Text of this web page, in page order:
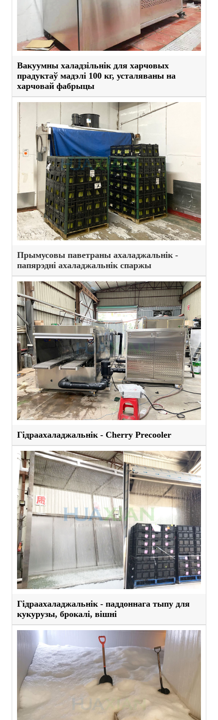
Вакуумны халадзільнік для харчовых
прадуктаў мадэлі 100 кг, усталяваны на
харчовай фабрыцы
Прымусовы паветраны ахаладжальнік -
папярэдні ахаладжальнік спаржы
Гідраахаладжальнік - Cherry Precooler
Гідраахаладжальнік - паддоннага тыпу для
кукурузы, брокалі, вішні